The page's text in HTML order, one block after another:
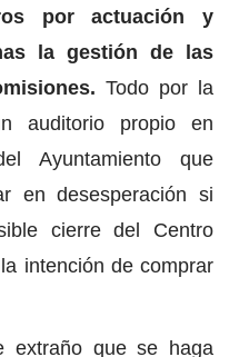
por actuación y
la gestión de las
Todo por la
auditorio propio en
Ayuntamiento que
en desesperación si
cierre del Centro
intención de comprar
extraño que se haga